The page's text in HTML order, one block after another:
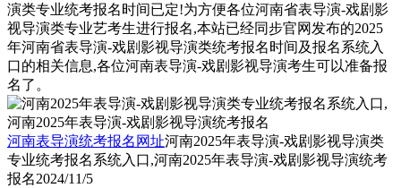
演类专业统考报名时间已定!为方便各位河南省表导演-戏剧影
视导演类专业艺考生进行报名,本站已经同步官网发布的2025
年河南省表导演-戏剧影视导演类统考报名时间及报名系统入
口的相关信息,各位河南表导演-戏剧影视导演考生可以准备报
名了。
河南表导演统考报名网址河南2025年表导演-戏剧影视导演类
专业统考报名系统入口,河南2025年表导演-戏剧影视导演统考
报名2024/11/5